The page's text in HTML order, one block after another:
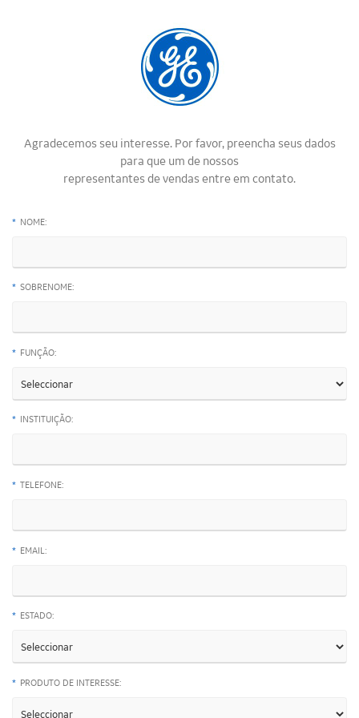
Agradecemos seu interesse. Por favor, preencha seus dados
para que um de nossos
representantes de vendas entre em contato.
* NOME:
* SOBRENOME:
* FUNÇÃO:
* INSTITUIÇÃO:
* TELEFONE:
* EMAIL:
* ESTADO:
* PRODUTO DE INTERESSE: